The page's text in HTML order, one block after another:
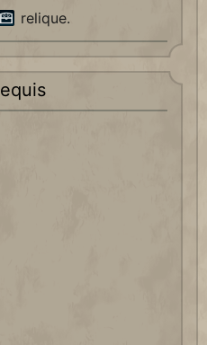
relique.